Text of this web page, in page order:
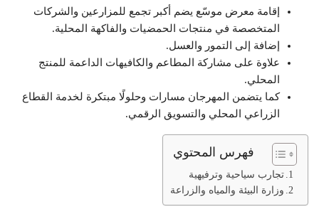
إقامة معرض موسّع يضم أكبر تجمع للمزارعين والشركات
المتخصصة في منتجات الحمضيات والفاكهة المحلية.
إضافة إلى التمور والعسل.
علاوة على مشاركة المطاعم والكافيهات الداعمة للمنتج
المحلي.
كما يتضمن المهرجان مسارات وحلولًا مبتكرة لخدمة القطاع
الزراعي المحلي والتسويق الرقمي.
فهرس المحتوي
تجارب سياحية وترفيهية
وزارة البيئة والمياه والزراعة